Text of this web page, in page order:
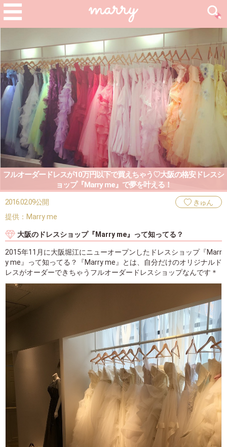
フルオーダードレスが10万円以下で買えちゃう♡大阪の格安ドレスシ
ョップ『Marry me』で夢を叶える！
2016.02.09公開
きゅん
提供：Marry me
大阪のドレスショップ『Marry me』って知ってる？
2015年11月に大阪堀江にニューオープンしたドレスショップ『Marr
y me』って知ってる？『Marry me』とは、自分だけのオリジナルド
レスがオーダーできちゃうフルオーダードレスショップなんです＊